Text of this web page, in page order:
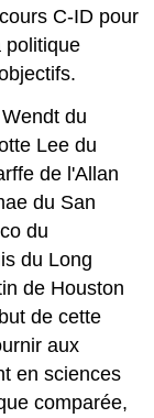
C-ID pour
politique
du
Lee du
de l'Allan
du San
du
du Long
de Houston
de cette
aux
en sciences
comparée,